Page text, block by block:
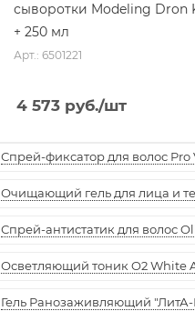
сыворотки Modeling Dron
+ 250 мл
Арт.: 6501221
4 573 руб./шт
Спрей-фиксатор для волос Pro
Очищающий гель для лица и
Спрей-антистатик для волос
Осветляющий тоник O2 White
Гель Ранозаживляющий